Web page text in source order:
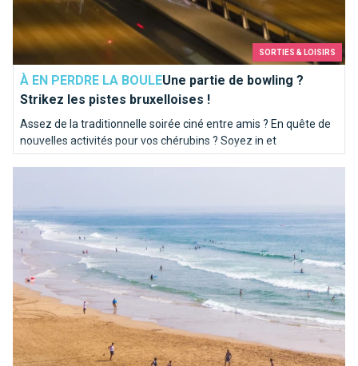
SORTIES & LOISIRS
À EN PERDRE LA BOULEUne partie de bowling ?
Strikez les pistes bruxelloises !
Assez de la traditionnelle soirée ciné entre amis ? En quête de
nouvelles activités pour vos chérubins ? Soyez in et
programmez-vous une soirée bowling. Brusselslife a